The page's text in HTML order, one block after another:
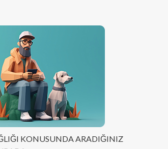
KONUSUNDA ARADIĞINIZ